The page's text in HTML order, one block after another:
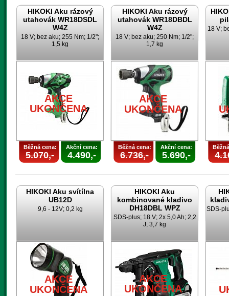
HIKOKI Aku rázový
utahovák WR18DSDL
W4Z
18 V; bez aku; 255 Nm; 1/2";
1,5 kg
AKCE
UKONČENA
Běžná cena:
5.070,-
Akční cena:
4.490,-
HIKOKI Aku rázový
utahovák WR18DBDL
W4Z
18 V; bez aku; 250 Nm; 1/2";
1,7 kg
AKCE
UKONČENA
Běžná cena:
6.736,-
Akční cena:
5.690,-
18 V;
HIKOKI Aku svítílna
UB12D
9,6 - 12V; 0,2 kg
AKCE
UKONČENA
HIKOKI Aku
kombinované kladivo
DH18DBL WPZ
SDS-plus; 18 V; 2x 5,0 Ah; 2,2
J; 3,7 kg
AKCE
UKONČENA
SDS-